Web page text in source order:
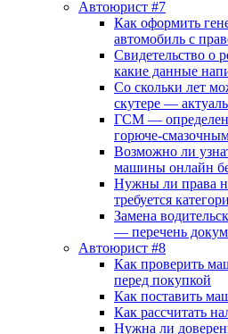
Автоюрист #7
Как оформить
автомобиль с
Свидетельство о
какие данные
Со скольки лет
скутере —
ГСМ —
горюче-
Возможно ли
машины онлайн
Нужны ли права
требуется
Замена
— перечень
Автоюрист #8
Как проверить
перед покупкой
Как поставить
Как рассчитать
Нужна ли